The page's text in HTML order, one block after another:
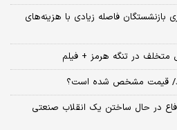
بازنشستگان فاصله زیادی با هزینه‌های
در تنگه هرمز + فیلم
شد/ قیمت مشخص شده است؟
دفاع در حال ساختن یک انقلاب صنعتی